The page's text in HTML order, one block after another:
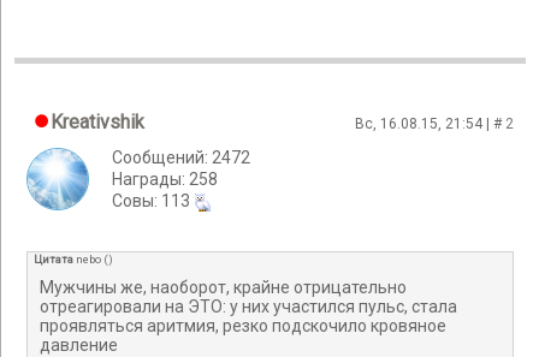
Kreativshik Вс, 16.08.15, 21:54 | # 2
Сообщений: 2472
Награды: 258
Cовы: 113
Цитата nebo ()
Мужчины же, наоборот, крайне отрицательно
отреагировали на ЭТО: у них участился пульс, стала
проявляться аритмия, резко подскочило кровяное
давление